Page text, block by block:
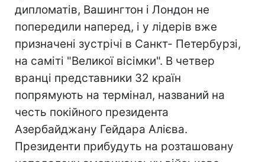
дипломатів, Вашингтон і Лондон не
попередили наперед, і у лідерів вже
призначені зустрічі в Санкт- Петербурзі,
на саміті "Великої вісімки". В четвер
вранці представники 32 країн
попрямують на термінал, названий на
честь покійного президента
Азербайджану Гейдара Алієва.
Президенти прибудуть на розташовану